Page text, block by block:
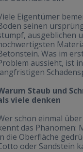
Eigentümer
seinen
ausgeblichen
Was im
aussieht, ist
Staub und
viele denken
schon einmal
das Phänomen:
die Oberfläche
oder Sandstein